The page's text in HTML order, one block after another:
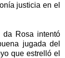
justicia en el
da Rosa intentó
jugada del
que estrelló el